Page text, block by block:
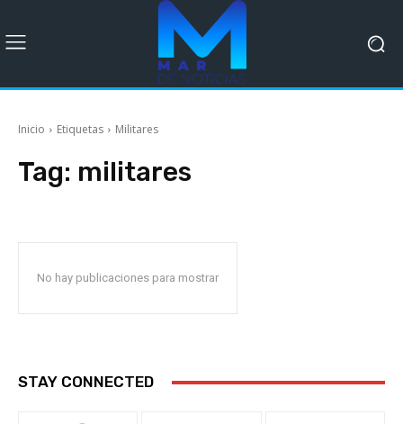
Inicio Etiquetas Militares
Tag: militares
No hay publicaciones para mostrar
STAY CONNECTED